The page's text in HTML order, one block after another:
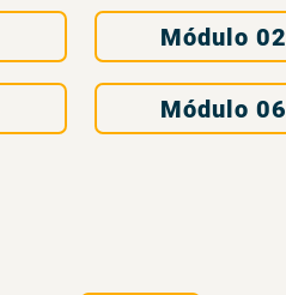
Módulo 02
Módulo 06